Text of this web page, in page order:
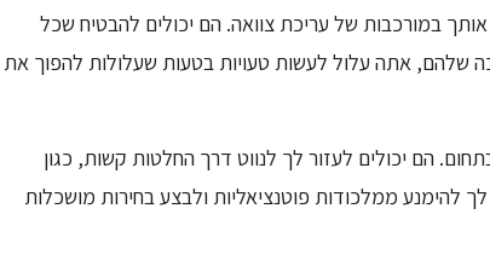
אותך במורכבות של עריכת צוואה. הם יכולים להבטיח שכל
שלהם, אתה עלול לעשות טעויות בטעות שעלולות להפוך את
הם יכולים לעזור לך לנווט דרך החלטות קשות, כגון
להימנע ממלכודות פוטנציאליות ולבצע בחירות מושכלות